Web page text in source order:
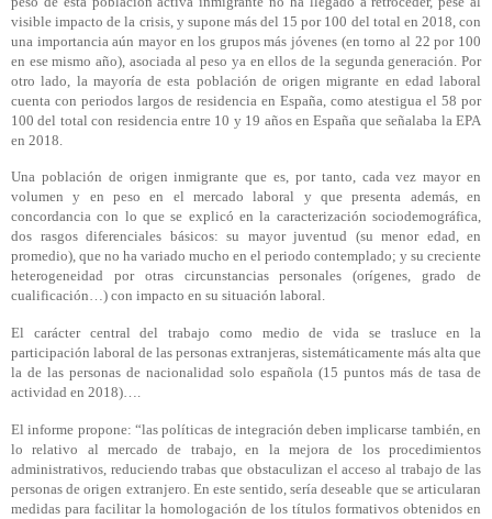
visible impacto de la crisis, y supone más del 15 por 100 del total en 2018, con
una importancia aún mayor en los grupos más jóvenes (en torno al 22 por 100
en ese mismo año), asociada al peso ya en ellos de la segunda generación. Por
otro lado, la mayoría de esta población de origen migrante en edad laboral
cuenta con periodos largos de residencia en España, como atestigua el 58 por
100 del total con residencia entre 10 y 19 años en España que señalaba la EPA
en 2018.
Una población de origen inmigrante que es, por tanto, cada vez mayor en
volumen y en peso en el mercado laboral y que presenta además, en
concordancia con lo que se explicó en la caracterización sociodemográfica,
dos rasgos diferenciales básicos: su mayor juventud (su menor edad, en
promedio), que no ha variado mucho en el periodo contemplado; y su creciente
heterogeneidad por otras circunstancias personales (orígenes, grado de
cualificación…) con impacto en su situación laboral.
El carácter central del trabajo como medio de vida se trasluce en la
participación laboral de las personas extranjeras, sistemáticamente más alta que
la de las personas de nacionalidad solo española (15 puntos más de tasa de
actividad en 2018)….
El informe propone: “las políticas de integración deben implicarse también, en
lo relativo al mercado de trabajo, en la mejora de los procedimientos
administrativos, reduciendo trabas que obstaculizan el acceso al trabajo de las
personas de origen extranjero. En este sentido, sería deseable que se articularan
medidas para facilitar la homologación de los títulos formativos obtenidos en